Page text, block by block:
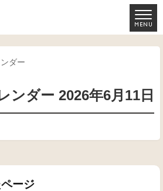
ダー
ンダー 2026年6月11日
ージ